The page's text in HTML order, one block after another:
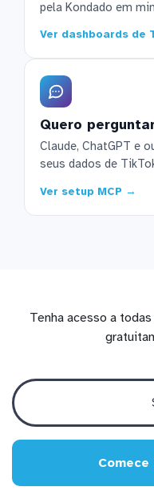
pela Kondado em
Ver dashboards de
Quero
Claude, ChatGPT e
seus dados de
Ver setup MCP →
Tenha acesso a